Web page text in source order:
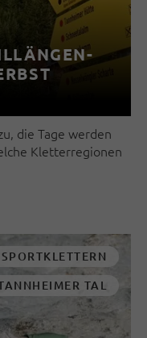
die Tage werden
Kletterregionen
SPORTKLETTERN
TAL